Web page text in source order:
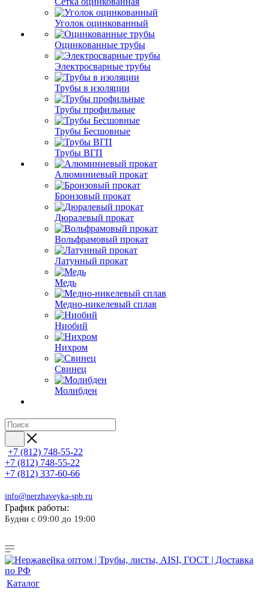
Уголок оцинкованный
Оцинкованные трубы
Электросварные трубы
Трубы в изоляции
Трубы профильные
Трубы Бесшовные
Трубы ВГП
Алюминиевый прокат
Бронзовый прокат
Дюралевый прокат
Вольфрамовый прокат
Латунный прокат
Медь
Медно-никелевый сплав
Ниобий
Нихром
Свинец
Молибден
+7 (812) 748-55-22
+7 (812) 748-55-22
+7 (812) 337-60-66
info@nerzhaveyka-spb.ru
График работы:
Будни с 09:00 до 19:00
Каталог